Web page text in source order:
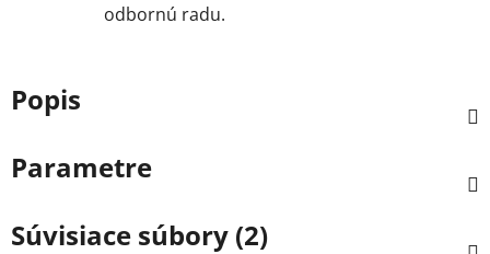
odbornú radu.
Popis
Parametre
Súvisiace súbory (2)